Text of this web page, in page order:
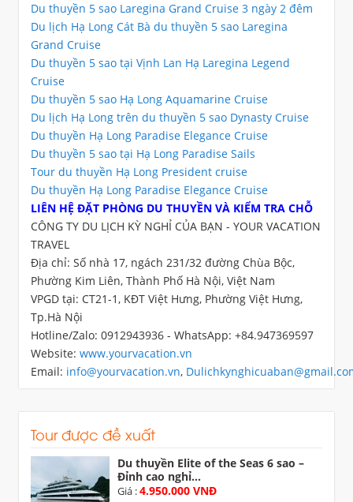
Du thuyền 5 sao Laregina Grand Cruise 3 ngày 2 đêm
Du lịch Hạ Long Cát Bà du thuyền 5 sao Laregina
Grand Cruise
Du thuyền 5 sao tại Vịnh Lan Hạ Laregina Legend
Cruise
Du thuyền 5 sao Hạ Long Aquamarine Cruise
Du lịch Hạ Long trên du thuyền 5 sao Dynasty Cruise
Du thuyền Hạ Long Paradise Elegance Cruise
Du thuyền 5 sao tại Hạ Long Paradise Sails
Tour du thuyền Hạ Long President cruise
Du thuyền Hạ Long Paradise Elegance Cruise
LIÊN HỆ ĐẶT PHÒNG DU THUYỀN VÀ KIỂM TRA CHỖ
CÔNG TY DU LỊCH KỲ NGHỈ CỦA BẠN - YOUR VACATION
TRAVEL
Địa chỉ: Số nhà 17, ngách 231/32 đường Chùa Bộc,
Phường Kim Liên, Thành Phố Hà Nội, Việt Nam
VPGD tại: CT21-1, KĐT Việt Hưng, Phường Việt Hưng,
Tp.Hà Nội
Hotline/Zalo: 0912943936 - WhatsApp: +84.947369597
Website: www.yourvacation.vn
Email: info@yourvacation.vn,
Tour được đề xuất
Du thuyền Elite of the Seas 6 sao –
Đỉnh cao nghỉ...
Giá :4.950.000 VNĐ